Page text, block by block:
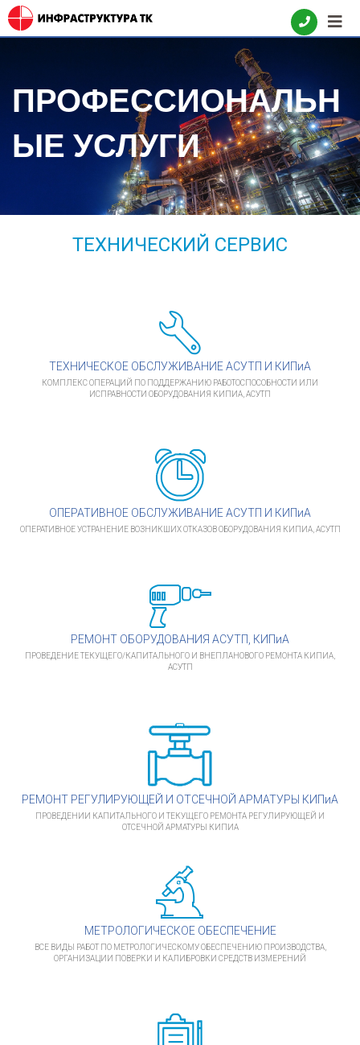
ПРОФЕССИОНАЛЬН
ЫЕ УСЛУГИ
ТЕХНИЧЕСКИЙ СЕРВИС
ТЕХНИЧЕСКОЕ ОБСЛУЖИВАНИЕ АСУТП И КИПиА
КОМПЛЕКС ОПЕРАЦИЙ ПО ПОДДЕРЖАНИЮ РАБОТОСПОСОБНОСТИ ИЛИ
ИСПРАВНОСТИ ОБОРУДОВАНИЯ КИПИА, АСУТП
ОПЕРАТИВНОЕ ОБСЛУЖИВАНИЕ АСУТП И КИПиА
ОПЕРАТИВНОЕ УСТРАНЕНИЕ ВОЗНИКШИХ ОТКАЗОВ ОБОРУДОВАНИЯ КИПИА, АСУТП
РЕМОНТ ОБОРУДОВАНИЯ АСУТП, КИПиА
ПРОВЕДЕНИЕ ТЕКУЩЕГО/КАПИТАЛЬНОГО И ВНЕПЛАНОВОГО РЕМОНТА КИПИА,
АСУТП
РЕМОНТ РЕГУЛИРУЮЩЕЙ И ОТСЕЧНОЙ АРМАТУРЫ КИПиА
ПРОВЕДЕНИИ КАПИТАЛЬНОГО И ТЕКУЩЕГО РЕМОНТА РЕГУЛИРУЮЩЕЙ И
ОТСЕЧНОЙ АРМАТУРЫ КИПИА
МЕТРОЛОГИЧЕСКОЕ ОБЕСПЕЧЕНИЕ
ВСЕ ВИДЫ РАБОТ ПО МЕТРОЛОГИЧЕСКОМУ ОБЕСПЕЧЕНИЮ ПРОИЗВОДСТВА,
ОРГАНИЗАЦИИ ПОВЕРКИ И КАЛИБРОВКИ СРЕДСТВ ИЗМЕРЕНИЙ